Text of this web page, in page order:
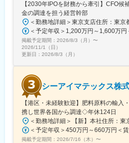
【2030年IPOを財務から牽引】CFO候
金の調達を担う経営幹部
掲載予定期間： 2026/8/3（月） 〜
2026/11/1（日）
更新日： 2026/8/3（月）
シーアイマテックス株
【港区・未経験歓迎】肥料原料の輸
携し世界各国から調達◇年休124日
掲載予定期間： 2026/7/16（木） 〜